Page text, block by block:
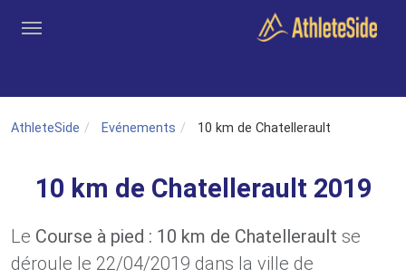
AthleteSide Evénements 10 km de Chatellerault
10 km de Chatellerault 2019
Le Course à pied : 10 km de Chatellerault se
déroule le 22/04/2019 dans la ville de